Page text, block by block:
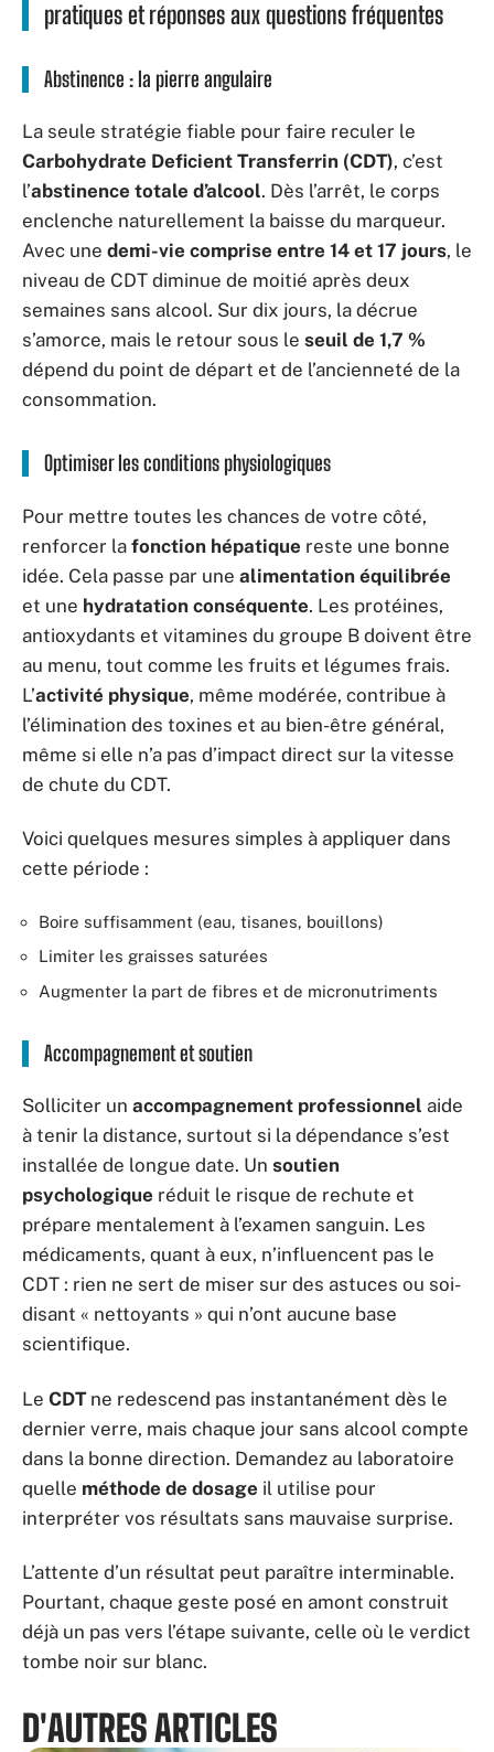
pratiques et réponses aux questions fréquentes
Abstinence : la pierre angulaire
La seule stratégie fiable pour faire reculer le
Carbohydrate Deficient Transferrin (CDT), c’est
l’abstinence totale d’alcool. Dès l’arrêt, le corps
enclenche naturellement la baisse du marqueur.
Avec une demi-vie comprise entre 14 et 17 jours, le
niveau de CDT diminue de moitié après deux
semaines sans alcool. Sur dix jours, la décrue
s’amorce, mais le retour sous le seuil de 1,7 %
dépend du point de départ et de l’ancienneté de la
consommation.
Optimiser les conditions physiologiques
Pour mettre toutes les chances de votre côté,
renforcer la fonction hépatique reste une bonne
idée. Cela passe par une alimentation équilibrée
et une hydratation conséquente. Les protéines,
antioxydants et vitamines du groupe B doivent être
au menu, tout comme les fruits et légumes frais.
L’activité physique, même modérée, contribue à
l’élimination des toxines et au bien-être général,
même si elle n’a pas d’impact direct sur la vitesse
de chute du CDT.
Voici quelques mesures simples à appliquer dans
cette période :
Boire suffisamment (eau, tisanes, bouillons)
Limiter les graisses saturées
Augmenter la part de fibres et de micronutriments
Accompagnement et soutien
Solliciter un accompagnement professionnel aide
à tenir la distance, surtout si la dépendance s’est
installée de longue date. Un soutien
psychologique réduit le risque de rechute et
prépare mentalement à l’examen sanguin. Les
médicaments, quant à eux, n’influencent pas le
CDT : rien ne sert de miser sur des astuces ou soi-
disant « nettoyants » qui n’ont aucune base
scientifique.
Le CDTne redescend pas instantanément dès le
dernier verre, mais chaque jour sans alcool compte
dans la bonne direction. Demandez au laboratoire
quelle méthode de dosage il utilise pour
interpréter vos résultats sans mauvaise surprise.
L’attente d’un résultat peut paraître interminable.
Pourtant, chaque geste posé en amont construit
déjà un pas vers l’étape suivante, celle où le verdict
tombe noir sur blanc.
D'AUTRES ARTICLES